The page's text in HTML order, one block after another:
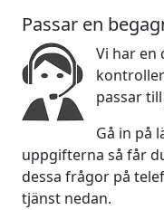
Passar en
Vi har en
passar
Gå in på
uppgifterna så får
dessa frågor på
tjänst nedan.